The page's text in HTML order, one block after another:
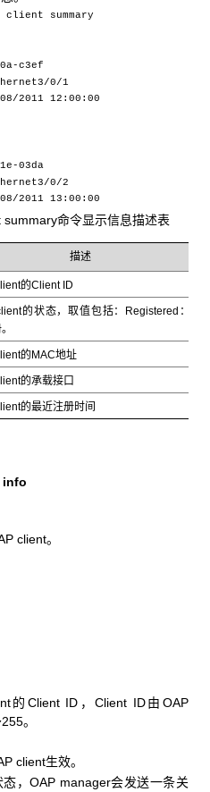
client summary
c3ef
0/1
2011 12:00:00
03da
0/2
2011 13:00:00
命令显示信息描述表
描述
的Client ID
的状态，取值包括：Registered：
的MAC地址
的承载接口
的最近注册时间
info
client。
的Client ID，Client ID由OAP
。
client生效。
，OAP manager会发送一条关